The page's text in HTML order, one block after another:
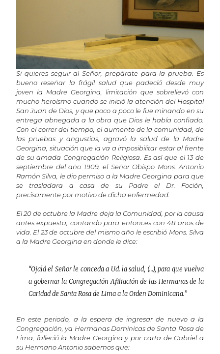
Si quieres seguir al Señor, prepárate para la prueba. Es
bueno reseñar la frágil salud que padeció desde muy
joven la Madre Georgina, limitación que sobrellevó con
mucho heroísmo cuando se inició la atención del Hospital
San Juan de Dios, y que poco a poco le fue minando en su
entrega abnegada a la obra que Dios le había confiado.
Con el correr del tiempo, el aumento de la comunidad, de
las pruebas y angustias, agravó la salud de la Madre
Georgina, situación que la va a imposibilitar estar al frente
de su amada Congregación Religiosa. Es así que el 13 de
septiembre del año 1909, el Señor Obispo Mons. Antonio
Ramón Silva, le dio permiso a la Madre Georgina para que
se trasladara a casa de su Padre el Dr. Foción,
precisamente por motivo de dicha enfermedad.
El 20 de octubre la Madre deja la Comunidad, por la causa
antes expuesta, contando para entonces con 48 años de
vida. El 23 de octubre del mismo año le escribió Mons. Silva
a la Madre Georgina en donde le dice:
“Ojalá el Señor le conceda a Ud. la salud, (…), para que vuelva
a gobernar la Congregación Afiliación de las Hermanas de la
Caridad de Santa Rosa de Lima a la Orden Dominicana.”
En este periodo, a la espera de ingresar de nuevo a la
Congregación, ya Hermanas Dominicas de Santa Rosa de
Lima, falleció la Madre Georgina y por carta de Gabriel a
su Hermano Antonio sabemos que: